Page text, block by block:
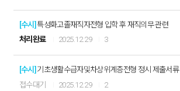
[수시] 특성화고졸재직자전형 입학 후 재직의무 관련
처리완료
2025.12.29 3
[수시] 기초생활수급자및차상위계층전형 정시 제출서류
접수대기
2025.12.29 2